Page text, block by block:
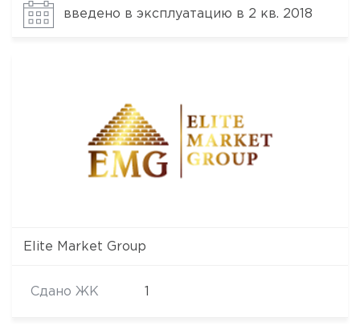
введено в эксплуатацию в 2 кв. 2018
Elite Market Group
Сдано ЖК